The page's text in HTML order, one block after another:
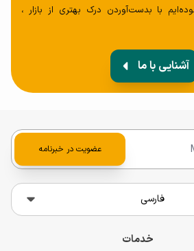
با بدست‌آوردن درک بهتری از بازار ،
آشنایی با ما
خدمات
عضویت در خبرنامه
فارسی